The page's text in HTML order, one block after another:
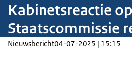
Kabinetsreactie
Staatscommissie
Nieuwsbericht04-07-2025 | 15:15